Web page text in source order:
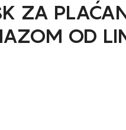
ZA
OD